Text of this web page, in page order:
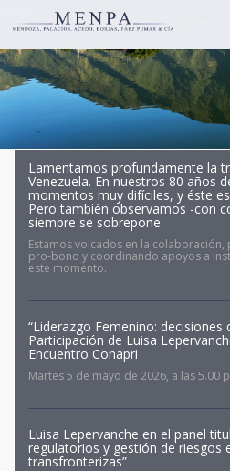
Lamentamos profundamente la
Venezuela. En nuestros 80 años
momentos muy difíciles, y éste
Pero también observamos -con
siempre se sobrepone.
Estamos volcados en la
pro-bono y coordinando apoyos a
este momento.
“Liderazgo Femenino: decisiones
Participación de Luisa
Encuentro Conapri
Martes 5 de mayo de 2026, a las 5.00
Luisa Lepervanche en el panel
regulatorios y gestión de riesgos
transfronterizas”